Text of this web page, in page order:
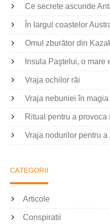
Ce secrete ascunde
În largul coastelor
Omul zburător din
Insula Paştelui, o mare
Vraja ochilor răi
Vraja nebuniei în magia
Ritual pentru a provoca
Vraja nodurilor pentru a
CATEGORII
Articole
Conspiratii